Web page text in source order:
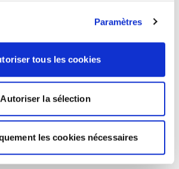
Paramètres
tous les cookies
Autoriser la sélection
les cookies nécessaires